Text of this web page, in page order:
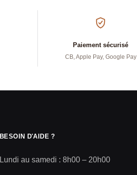
Paiement sécurisé
CB, Apple Pay, Google Pay
BESOIN D'AIDE ?
Lundi au samedi : 8h00 – 20h00